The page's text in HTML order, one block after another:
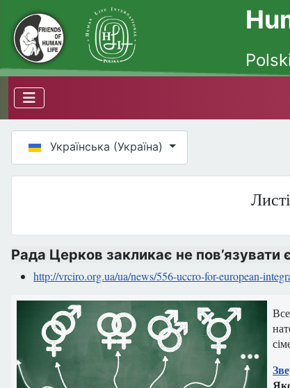
Оберіть свою мову
Українська (Україна)
Рада Церков закликає не пов’язувати
http://vrciro.org.ua/ua/news/556-uccro-for-european-